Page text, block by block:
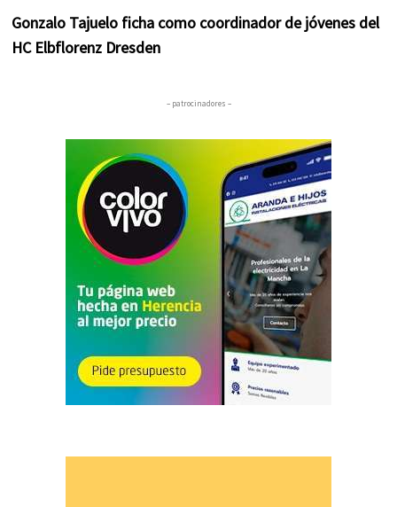
Gonzalo Tajuelo ficha como coordinador de jóvenes del
HC Elbflorenz Dresden
– patrocinadores –